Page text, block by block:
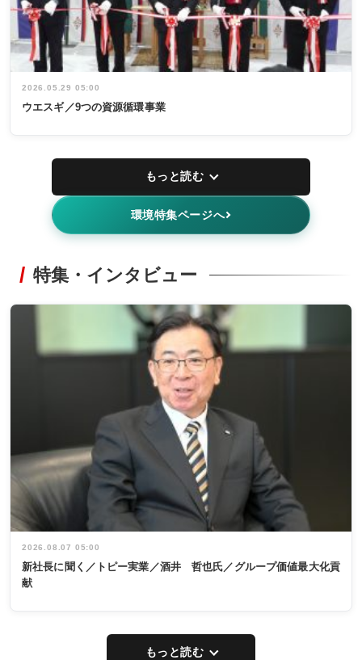
2026.05.29 05:00
ウエスギ／9つの資源循環事業
もっと読む
環境特集ページへ
特集・インタビュー
2026.08.07 05:00
新社長に聞く／トピー実業／酒井 哲也氏／グループ価値最大化貢
献
もっと読む